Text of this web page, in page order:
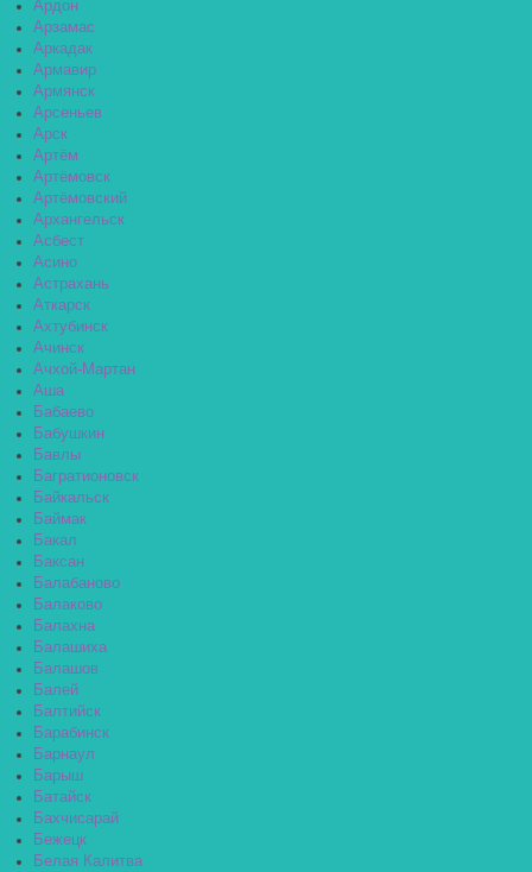
Ардон
Арзамас
Аркадак
Армавир
Армянск
Арсеньев
Арск
Артём
Артёмовск
Артёмовский
Архангельск
Асбест
Асино
Астрахань
Аткарск
Ахтубинск
Ачинск
Ачхой-Мартан
Аша
Бабаево
Бабушкин
Бавлы
Багратионовск
Байкальск
Баймак
Бакал
Баксан
Балабаново
Балаково
Балахна
Балашиха
Балашов
Балей
Балтийск
Барабинск
Барнаул
Барыш
Батайск
Бахчисарай
Бежецк
Белая Калитва